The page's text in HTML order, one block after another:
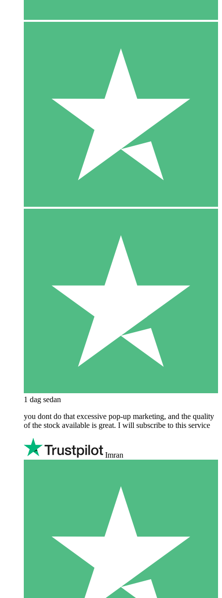
1 dag sedan
you dont do that excessive pop-up marketing, and the quality
of the stock available is great. I will subscribe to this service
Imran